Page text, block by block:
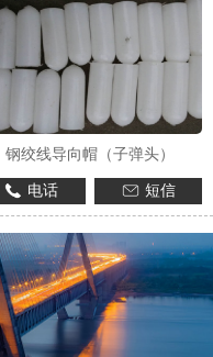
钢绞线导向帽（子弹头）
电话 短信